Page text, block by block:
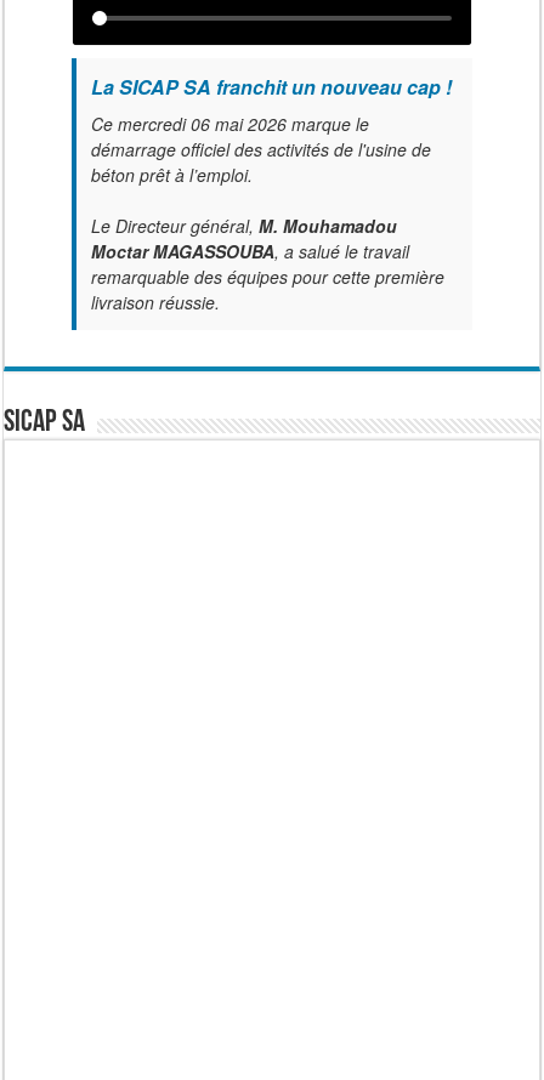
La SICAP SA franchit un nouveau cap !
Ce mercredi 06 mai 2026 marque le
démarrage officiel des activités de l'usine de
béton prêt à l’emploi.
Le Directeur général, M. Mouhamadou
Moctar MAGASSOUBA, a salué le travail
remarquable des équipes pour cette première
livraison réussie.
SICAP SA